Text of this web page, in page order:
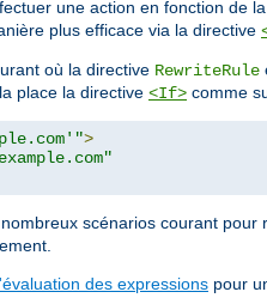
une action en fonction de
plus efficace via la directive
où la directive RewriteRule
place la directive <If> comme
>
scénarios courant pour
des expressions pour